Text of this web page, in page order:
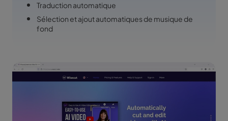
Traduction automatique
Sélection et ajout automatiques de musique de
fond